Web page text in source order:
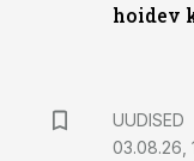
hoidev
UUDISED
03.08.26,